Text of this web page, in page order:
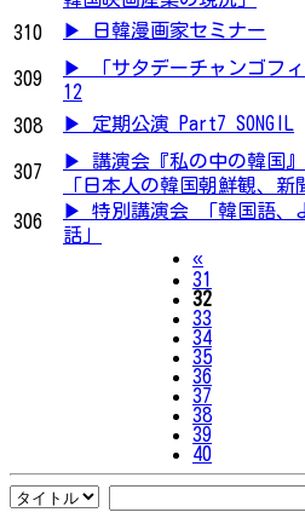
310
▶ 日韓漫画家セミナー
309
▶ 「サタデーチャンゴフ
12
308
▶ 定期公演 Part7 SONGIL
307
▶ 講演会『私の中の韓国
「日本人の韓国朝鮮観、新
306
▶ 特別講演会 「韓国語、
話」
«Previous
31
32
33
34
35
36
37
38
39
40